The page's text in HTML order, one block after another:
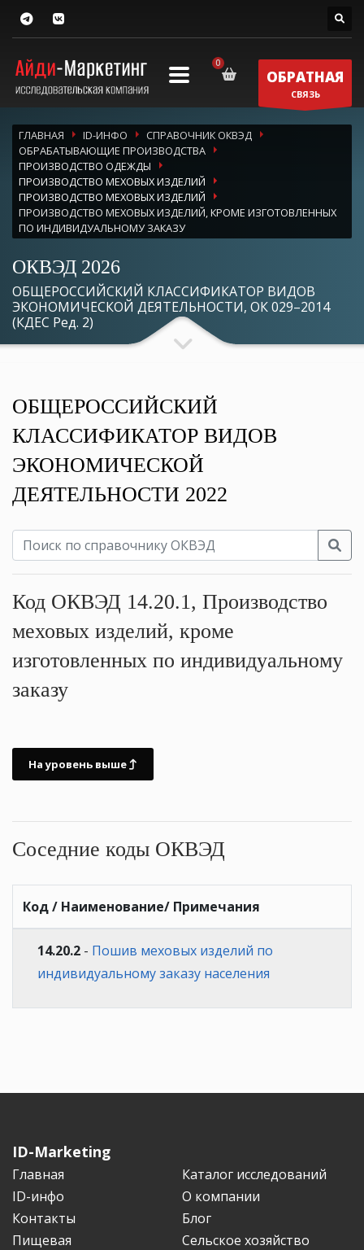
ОБРАТНАЯ
СВЯЗЬ
ГЛАВНАЯ ID-ИНФО
СПРАВОЧНИК ОКВЭД
ОБРАБАТЫВАЮЩИЕ ПРОИЗВОДСТВА
ПРОИЗВОДСТВО ОДЕЖДЫ
ПРОИЗВОДСТВО МЕХОВЫХ ИЗДЕЛИЙ
ПРОИЗВОДСТВО МЕХОВЫХ ИЗДЕЛИЙ
ПРОИЗВОДСТВО МЕХОВЫХ ИЗДЕЛИЙ, КРОМЕ ИЗГОТОВЛЕННЫХ
ПО ИНДИВИДУАЛЬНОМУ ЗАКАЗУ
ОКВЭД 2026
ОБЩЕРОССИЙСКИЙ КЛАССИФИКАТОР ВИДОВ
ЭКОНОМИЧЕСКОЙ ДЕЯТЕЛЬНОСТИ, ОК 029–2014
(КДЕС Ред. 2)
ОБЩЕРОССИЙСКИЙ
КЛАССИФИКАТОР ВИДОВ
ЭКОНОМИЧЕСКОЙ
ДЕЯТЕЛЬНОСТИ 2022
Код ОКВЭД 14.20.1, Производство
меховых изделий, кроме
изготовленных по индивидуальному
заказу
На уровень выше
Соседние коды ОКВЭД
Код / Наименование/ Примечания
14.20.2 - Пошив меховых изделий по
индивидуальному заказу населения
ID-Marketing
Главная
Каталог исследований
ID-инфо
О компании
Контакты
Блог
Пищевая
Сельское хозяйство